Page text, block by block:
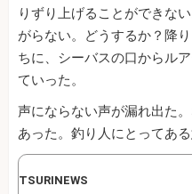
りずり上げることができな
がらない。どうするか？降
ちに、シーバスの口からル
ていった。
声にならない声が漏れ出た
あった。釣り人にとってあ
TSURINEWS